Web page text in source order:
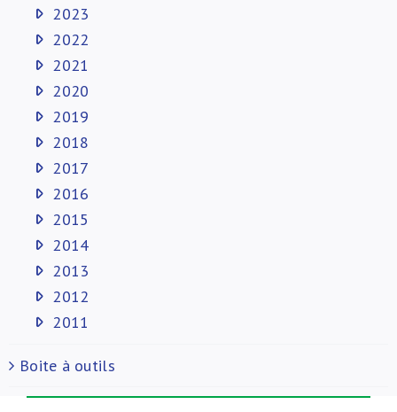
2023
2022
2021
2020
2019
2018
2017
2016
2015
2014
2013
2012
2011
Boite à outils